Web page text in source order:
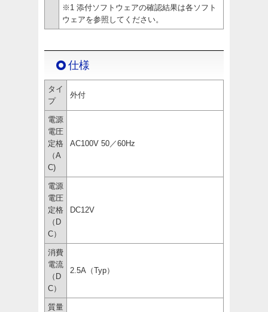
※1 添付ソフトウェアの確認結果は各ソフト
ウェアを参照してください。
仕様
タイ
プ
外付
電源
電圧
定格
（A
C)
AC100V 50／60Hz
電源
電圧
定格
（D
C）
DC12V
消費
電流
（D
C）
2.5A（Typ）
質量